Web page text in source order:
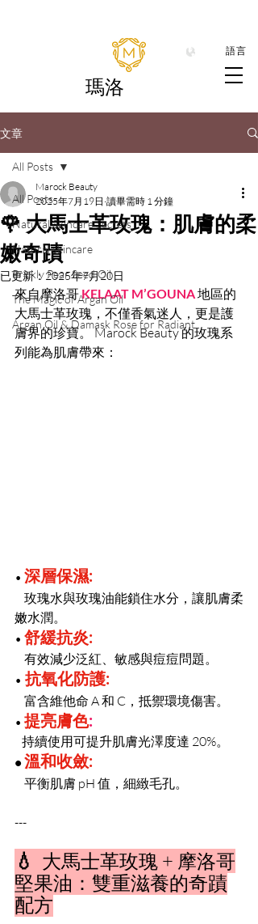
瑪洛
語言
文章
All Posts
Natural Skincare Secrets
Natural skincare
Prickly Pear Seed Oil
The Magic of Argan Oil
Argan Oil & Damask Rose for Radiant
All Posts
🌹 大馬士革玫瑰：肌膚的柔
嫩奇蹟
Marock Beauty
2025年7月19日 讀畢需時 1 分鐘
已更新：2025年7月20日
來自摩洛哥 KELAAT M’GOUNA 地區的
大馬士革玫瑰，不僅香氣迷人，更是護
膚界的珍寶。 Marock Beauty 的玫瑰系
列能為肌膚帶來：
• 深層保濕:
玫瑰水與玫瑰油能鎖住水分，讓肌膚柔
嫩水潤。
• 舒緩抗炎:
有效減少泛紅、敏感與痘痘問題。
• 抗氧化防護:
富含維他命 A 和 C，抵禦環境傷害。
• 提亮膚色:
   持續使用可提升肌膚光澤度達 20%。
• 溫和收斂:
平衡肌膚 pH 值，細緻毛孔。
---
💧 大馬士革玫瑰 + 摩洛哥
堅果油：雙重滋養的奇蹟
配方